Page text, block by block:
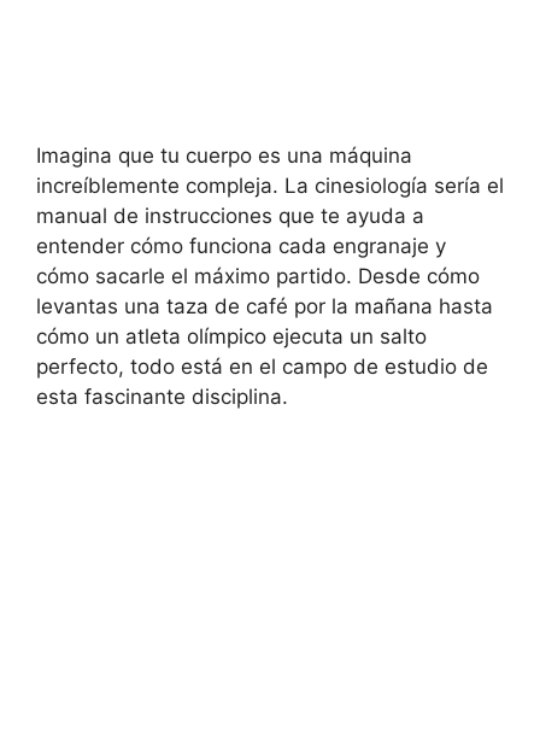
Imagina que tu cuerpo es una máquina
increíblemente compleja. La cinesiología sería el
manual de instrucciones que te ayuda a
entender cómo funciona cada engranaje y
cómo sacarle el máximo partido. Desde cómo
levantas una taza de café por la mañana hasta
cómo un atleta olímpico ejecuta un salto
perfecto, todo está en el campo de estudio de
esta fascinante disciplina.